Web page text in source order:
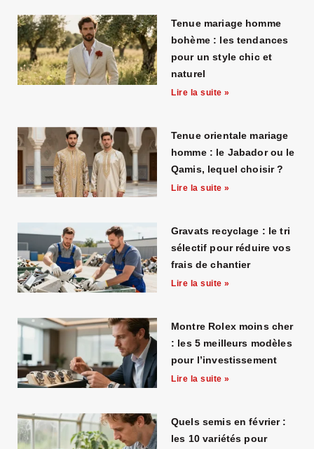
Tenue mariage homme
bohème : les tendances
pour un style chic et
naturel
Lire la suite »
Tenue orientale mariage
homme : le Jabador ou le
Qamis, lequel choisir ?
Lire la suite »
Gravats recyclage : le tri
sélectif pour réduire vos
frais de chantier
Lire la suite »
Montre Rolex moins cher
: les 5 meilleurs modèles
pour l’investissement
Lire la suite »
Quels semis en février :
les 10 variétés pour